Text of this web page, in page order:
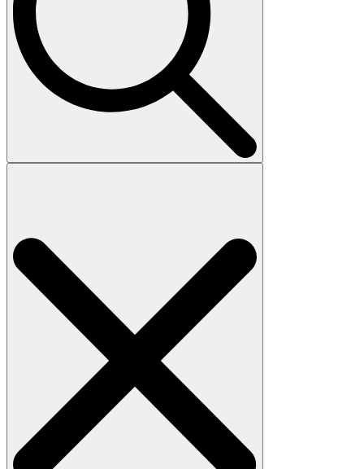
Search